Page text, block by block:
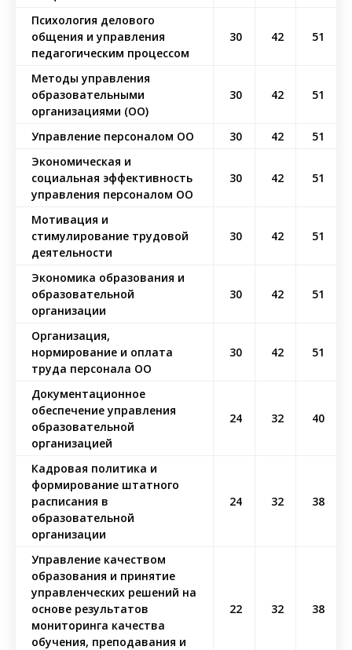
Психология делового
общения и управления
педагогическим процессом
30 42 51
Методы управления
образовательными
организациями (ОО)
30 42 51
Управление персоналом ОО 30 42
51
Экономическая и
социальная эффективность
управления персоналом ОО
30 42 51
Мотивация и
стимулирование трудовой
деятельности
30 42 51
Экономика образования и
образовательной
организации
30 42 51
Организация,
нормирование и оплата
труда персонала ОО
30 42 51
Документационное
обеспечение управления
образовательной
организацией
24 32 40
Кадровая политика и
формирование штатного
расписания в
образовательной
организации
24 32 38
Управление качеством
образования и принятие
управленческих решений на
основе результатов
мониторинга качества
обучения, преподавания и
22 32 38